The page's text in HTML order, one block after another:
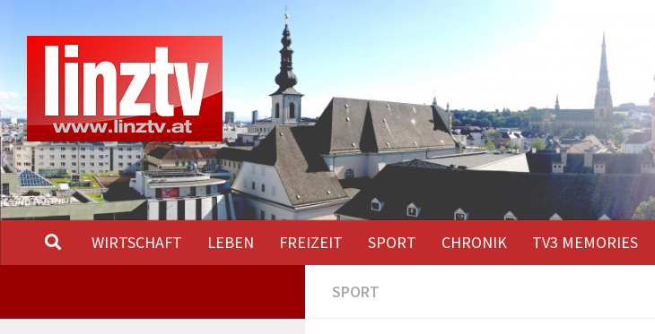
WIRTSCHAFT LEBEN FREIZEIT SPORT CHRONIK TV3 MEMORIES
SPORT